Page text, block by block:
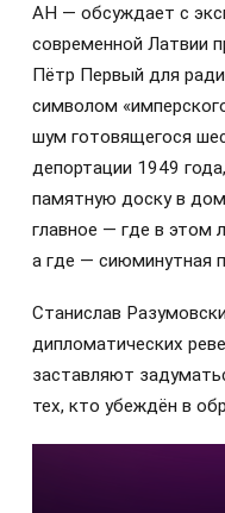
АН — обсуждает с
современной Латвии
Пётр Первый для
символом
шум готовящегося
депортации 1949
памятную доску в
главное — где в этом
а где — сиюминутная
Станислав
дипломатических
заставляют
тех, кто убеждён в